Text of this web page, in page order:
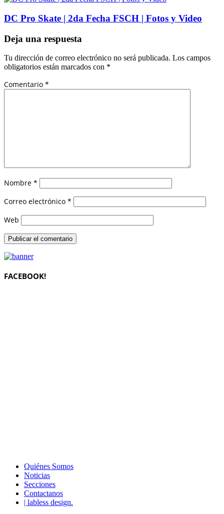
DC Pro Skate | 2da Fecha FSCH | Fotos y Video
Deja una respuesta
Tu dirección de correo electrónico no será publicada. Los campos
obligatorios están marcados con *
Comentario *
Nombre *
Correo electrónico *
Web
FACEBOOK!
Quiénes Somos
Noticias
Secciones
Contactanos
| labless design.